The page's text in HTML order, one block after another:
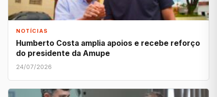
NOTÍCIAS
Humberto Costa amplia apoios e recebe reforço
do presidente da Amupe
24/07/2026